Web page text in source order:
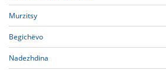
Murzitsy
Begichëvo
Nadezhdina